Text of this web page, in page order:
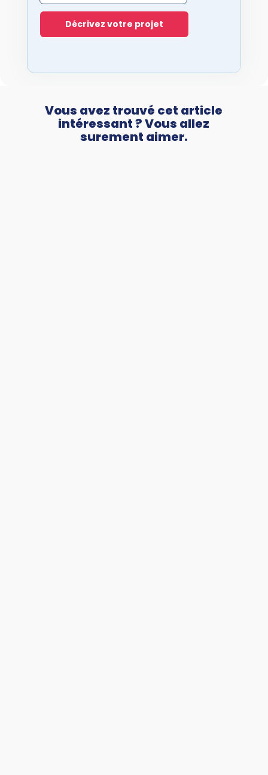
Décrivez votre projet
Vous avez trouvé cet article
intéressant ? Vous allez
surement aimer.